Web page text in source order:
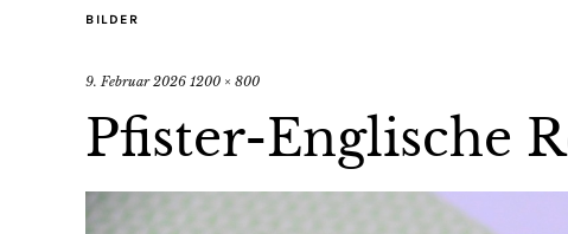
BILDER
9. Februar 2026 1200 × 800
Pfister-Englische